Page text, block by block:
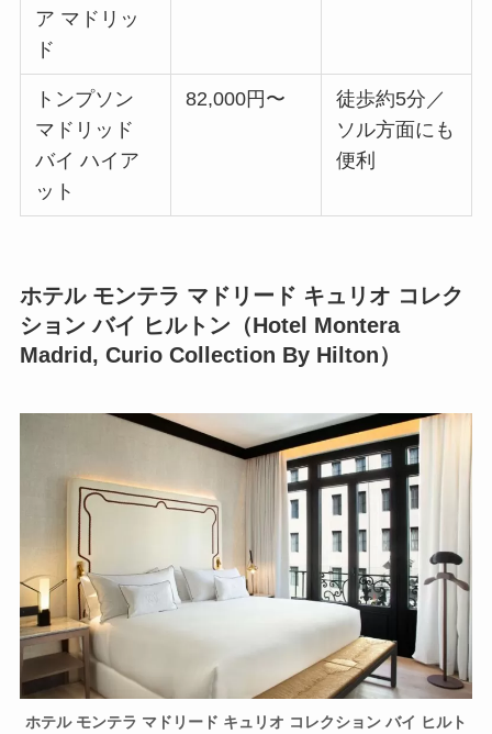
ア マドリッ
ド
トンプソン
マドリッド
バイ ハイア
ット
82,000円〜
徒歩約5分／
ソル方面にも
便利
ホテル モンテラ マドリード キュリオ コレク
ション バイ ヒルトン（Hotel Montera
Madrid, Curio Collection By Hilton）
ホテル モンテラ マドリード キュリオ コレクション バイ ヒルト